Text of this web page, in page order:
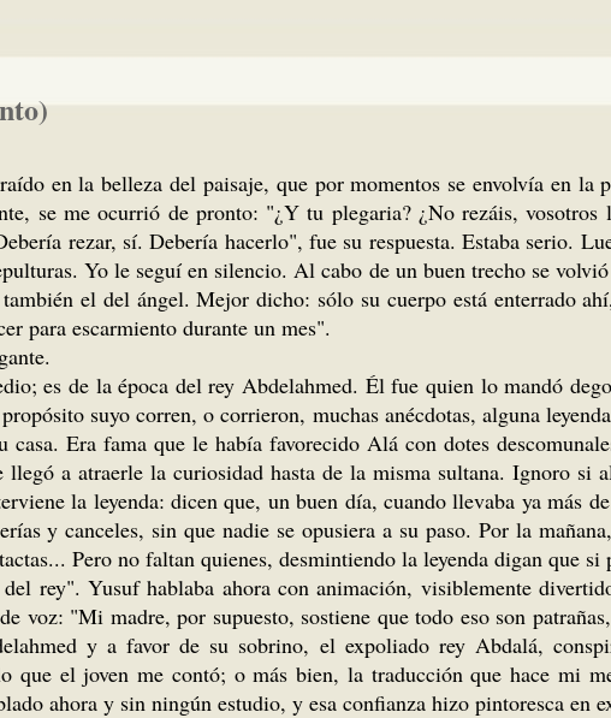
en la belleza del paisaje, que por momentos se envolvía en la
se me ocurrió de pronto: "¿Y tu plegaria? ¿No rezáis,
rezar, sí. Debería hacerlo", fue su respuesta. Estaba serio.
Yo le seguí en silencio. Al cabo de un buen trecho se
el del ángel. Mejor dicho: sólo su cuerpo está enterrado
para escarmiento durante un mes".
es de la época del rey Abdelahmed. Él fue quien lo mandó
suyo corren, o corrieron, muchas anécdotas, alguna
Era fama que le había favorecido Alá con dotes
a atraerle la curiosidad hasta de la misma sultana. Ignoro si
la leyenda: dicen que, un buen día, cuando llevaba ya más
y canceles, sin que nadie se opusiera a su paso. Por la
Pero no faltan quienes, desmintiendo la leyenda digan que
rey". Yusuf hablaba ahora con animación, visiblemente
voz: "Mi madre, por supuesto, sostiene que todo eso son
y a favor de su sobrino, el expoliado rey Abdalá,
que el joven me contó; o más bien, la traducción que hace mi
ahora y sin ningún estudio, y esa confianza hizo pintoresca en